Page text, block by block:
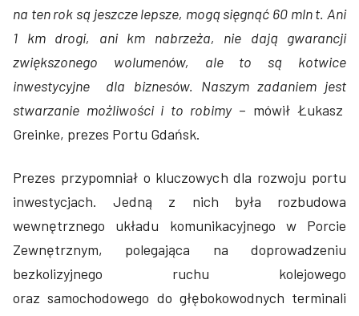
na ten rok są jeszcze lepsze, mogą sięgnąć 60 mln t. Ani
1 km drogi, ani km nabrzeża, nie dają gwarancji
zwiększonego wolumenów, ale to są kotwice
inwestycyjne dla biznesów. Naszym zadaniem jest
stwarzanie możliwości i to robimy – mówił Łukasz
Greinke, prezes Portu Gdańsk.
Prezes przypomniał o kluczowych dla rozwoju portu
inwestycjach. Jedną z nich była rozbudowa
wewnętrznego układu komunikacyjnego w Porcie
Zewnętrznym, polegająca na doprowadzeniu
bezkolizyjnego ruchu kolejowego
oraz samochodowego do głębokowodnych terminali